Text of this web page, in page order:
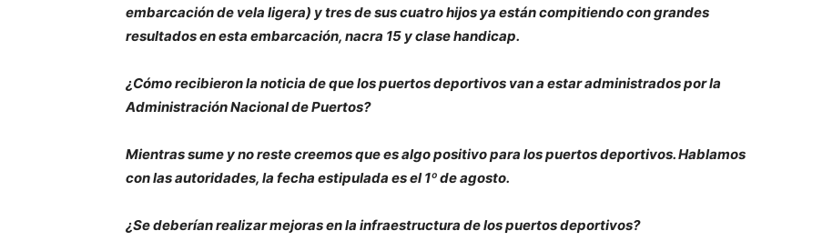
embarcación de vela ligera) y tres de sus cuatro hijos ya están compitiendo con grandes
resultados en esta embarcación, nacra 15 y clase handicap.
¿Cómo recibieron la noticia de que los puertos deportivos van a estar administrados por la
Administración Nacional de Puertos?
Mientras sume y no reste creemos que es algo positivo para los puertos deportivos. Hablamos
con las autoridades, la fecha estipulada es el 1º de agosto.
¿Se deberían realizar mejoras en la infraestructura de los puertos deportivos?